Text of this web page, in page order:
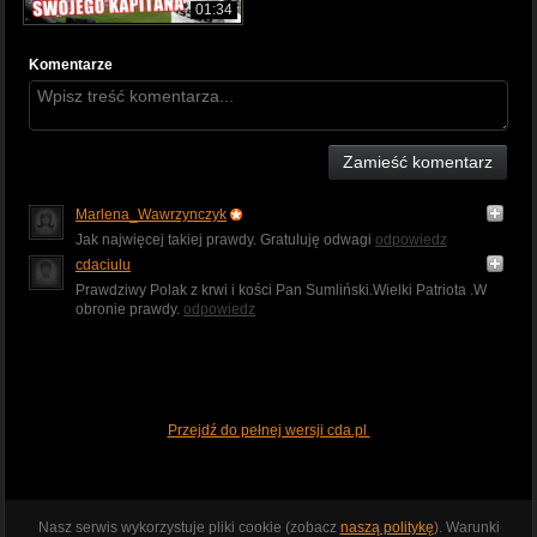
01:34
Komentarze
Zamieść komentarz
Marlena_Wawrzynczyk
Jak najwięcej takiej prawdy. Gratuluję odwagi odpowiedz
cdaciulu
Prawdziwy Polak z krwi i kości Pan Sumliński.Wielki Patriota .W
obronie prawdy. odpowiedz
Przejdź do pełnej wersji cda.pl
Nasz serwis wykorzystuje pliki cookie (zobacz naszą politykę). Warunki